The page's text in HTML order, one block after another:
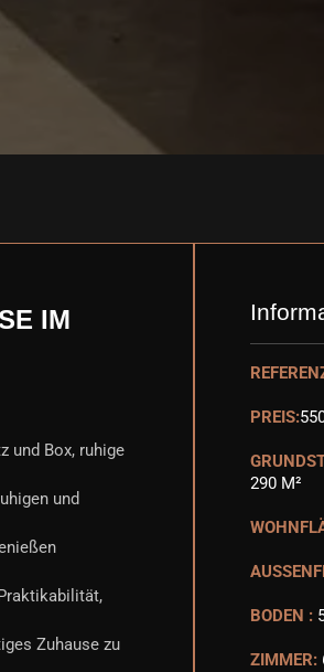
IM H
und Box, ruhige
und
Zuhause zu
PREIS:
290 M²
BODEN :
ZIMMER: